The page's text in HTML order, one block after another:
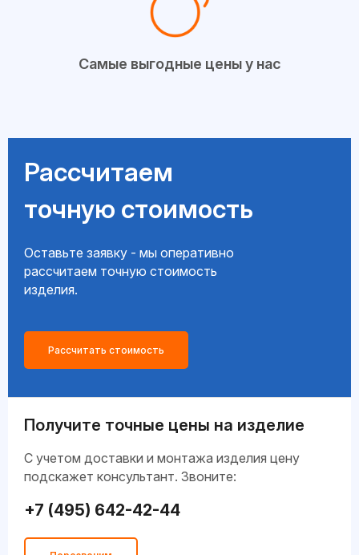
Самые выгодные цены у нас
Рассчитаем
точную стоимость
Оставьте заявку - мы оперативно
рассчитаем точную стоимость
изделия.
Рассчитать стоимость
Получите точные цены на изделие
C учетом доставки и монтажа изделия цену
подскажет консультант. Звоните:
+7 (495) 642-42-44